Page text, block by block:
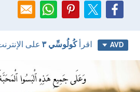
AVD اقرأ كُولُوسِّي ٣ على